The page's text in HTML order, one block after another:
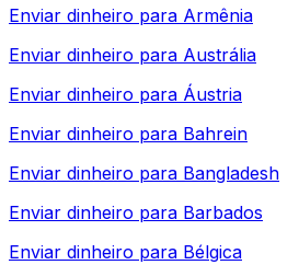
Enviar dinheiro para Armênia
Enviar dinheiro para Austrália
Enviar dinheiro para Áustria
Enviar dinheiro para Bahrein
Enviar dinheiro para Bangladesh
Enviar dinheiro para Barbados
Enviar dinheiro para Bélgica